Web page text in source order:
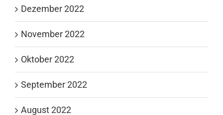
Dezember 2022
November 2022
Oktober 2022
September 2022
August 2022